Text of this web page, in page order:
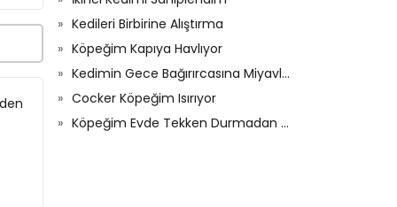
Kedileri Birbirine Alıştırma
Köpeğim Kapıya Havlıyor
Kedimin Gece Bağırırcasına Miyavlaması
Cocker Köpeğim Isırıyor
Köpeğim Evde Tekken Durmadan Havlıyor